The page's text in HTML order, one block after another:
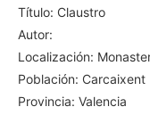
Título: Claustro
Autor:
Localización:
Población: Carcaixent
Provincia: Valencia